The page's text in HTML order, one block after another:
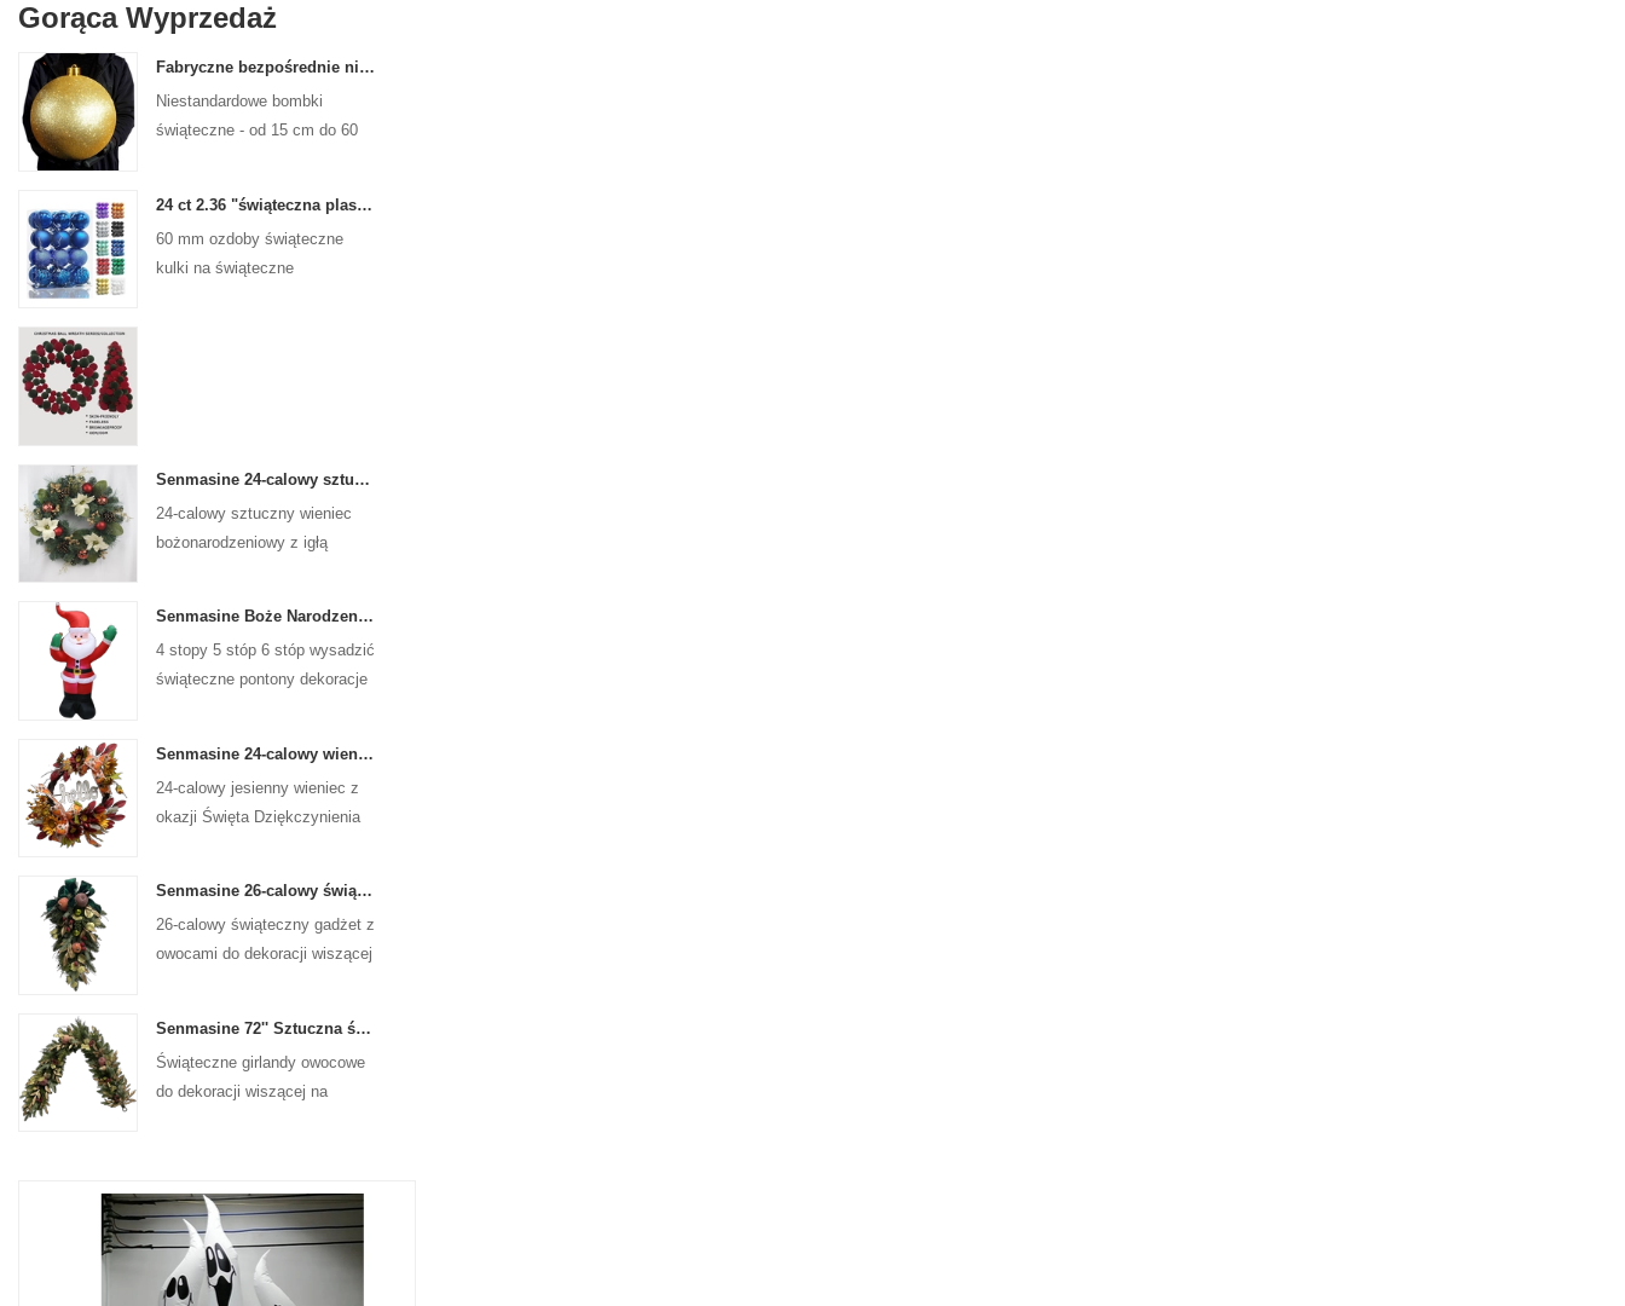
Gorąca Wyprzedaż
Fabryczne bezpośrednie niestandardowe kulki świąteczne duże ozdoby duże bombki 15 cm - 60 cm kulki logo Xmas
Niestandardowe bombki
świąteczne - od 15 cm do 60
24 ct 2.36 "świąteczna plastikowa kulka do wiszących ozdób ozdoby Xmas Shattproof Balls
60 mm ozdoby świąteczne
kulki na świąteczne
Senmasine 24-calowy sztuczny wieniec bożonarodzeniowy z igłą sosnową poinsecja szyszki czerwona kula złota gałąź jagód
24-calowy sztuczny wieniec
bożonarodzeniowy z igłą
Senmasine Boże Narodzenie Święty Mikołaj Nadmuchiwane Wysadzane Xmas Dmuchane Dekoracje Wakacje Zima Wewnątrz Na Zewnątrz
4 stopy 5 stóp 6 stóp wysadzić
świąteczne pontony dekoracje
święty mikołaj nadmuchiwane
Senmasine 24-calowy wieniec z okazji Święta Dziękczynienia ze znakiem powitalnym Jesienne liście do zbiorów Słonecznik Wzór dyni Kokarda
24-calowy jesienny wieniec z
okazji Święta Dziękczynienia
Senmasine 26-calowy świąteczny gadżet owocowy ze wstążką i kokardkami Sztuczne liście gałęzi PCV
26-calowy świąteczny gadżet z
owocami do dekoracji wiszącej
Senmasine 72'' Sztuczna świąteczna girlanda owocowa do wiszącej dekoracji kominka na schodach
Świąteczne girlandy owocowe
do dekoracji wiszącej na